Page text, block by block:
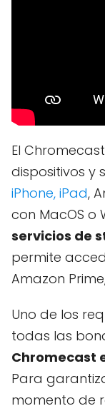
El
dispositivos y
iPhone, iPad,
con MacOS o
servicios de
permite
Amazon
Uno de los
todas las
Chromecast
Para
momento de